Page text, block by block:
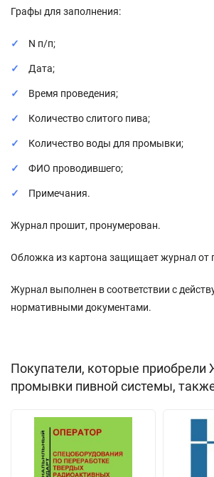
Графы для заполнения:
N п/п;
Дата;
Время проведения;
Количество слитого пива;
Количество воды для промывки;
ФИО проводившего;
Примечания.
Журнал прошит, пронумерован.
Обложка из картона защищает журнал от
Журнал выполнен в соответствии с
нормативными документами.
Покупатели, которые приобрели
промывки пивной системы,